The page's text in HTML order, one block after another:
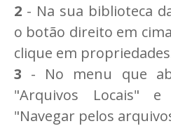
2 - Na sua biblioteca
o botão direito em
clique em
3 - No menu que
"Arquivos Locais"
"Navegar pelos